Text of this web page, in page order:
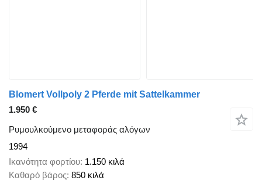
Blomert Vollpoly 2 Pferde mit Sattelkammer
1.950 €
Ρυμουλκούμενο μεταφοράς αλόγων
1994
Ικανότητα φορτίου 1.150 κιλά
Καθαρό βάρος 850 κιλά